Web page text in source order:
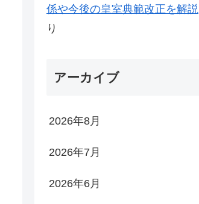
係や今後の皇室典範改正を解説
り
アーカイブ
2026年8月
2026年7月
2026年6月